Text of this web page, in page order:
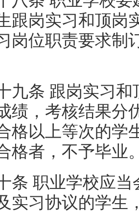
跟岗实习和顶岗
岗位职责要求制
条 跟岗实习和
绩，考核结果分
格以上等次的学
格者，不予毕
职业学校应当
实习协议的学生